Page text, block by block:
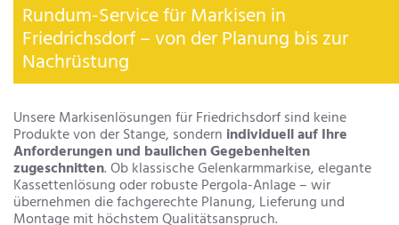
Rundum-Service für Markisen in
Friedrichsdorf – von der Planung bis zur
Nachrüstung
Unsere Markisenlösungen für Friedrichsdorf sind keine
Produkte von der Stange, sondern individuell auf Ihre
Anforderungen und baulichen Gegebenheiten
zugeschnitten. Ob klassische Gelenkarmmarkise, elegante
Kassettenlösung oder robuste Pergola-Anlage – wir
übernehmen die fachgerechte Planung, Lieferung und
Montage mit höchstem Qualitätsanspruch.